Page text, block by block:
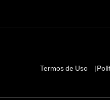
Termos de Uso